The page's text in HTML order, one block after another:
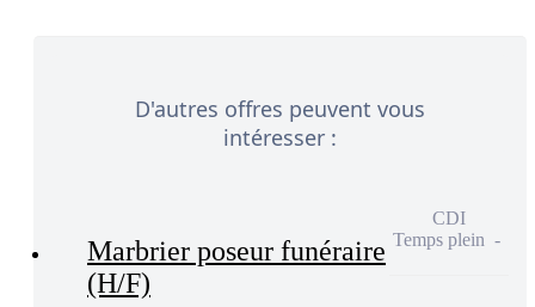
D'autres offres peuvent vous
intéresser :
Marbrier poseur funéraire
(H/F)
CDI
Temps plein